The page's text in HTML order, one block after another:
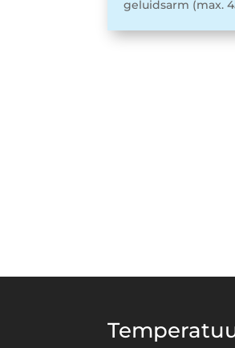
geluidsarm (max.